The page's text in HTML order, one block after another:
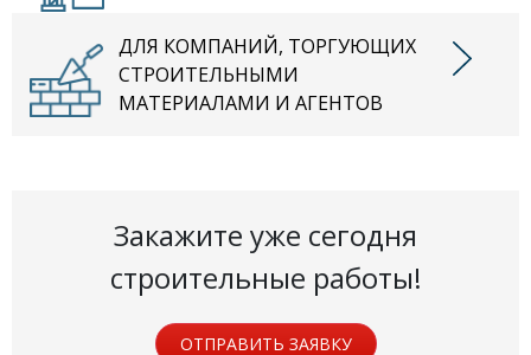
ДЛЯ КОМПАНИЙ, ТОРГУЮЩИХ
СТРОИТЕЛЬНЫМИ
МАТЕРИАЛАМИ И АГЕНТОВ
Закажите уже сегодня
строительные работы!
ОТПРАВИТЬ ЗАЯВКУ